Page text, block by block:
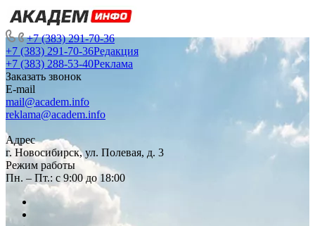
+7 (383) 291-70-36
+7 (383) 291-70-36Редакция
+7 (383) 288-53-40Реклама
Заказать звонок
E-mail
mail@academ.info
reklama@academ.info
Адрес
г. Новосибирск, ул. Полевая, д. 3
Режим работы
Пн. – Пт.: с 9:00 до 18:00